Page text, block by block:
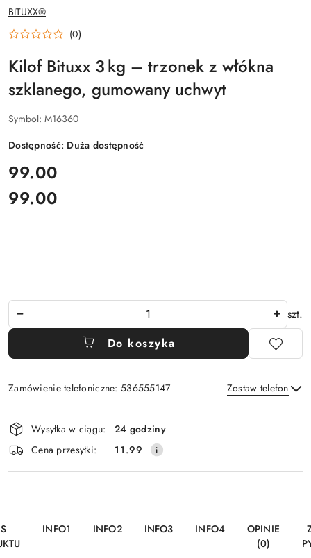
NAZWA
PRODUCENTA:
BITUXX®
(0)
Kilof Bituxx 3 kg – trzonek z włókna
szklanego, gumowany uchwyt
Symbol: M16360
Dostępność: Duża dostępność
cena:
99.00
Cena:
99.00
szt.
Do koszyka
Zamówienie telefoniczne: 536555147 Zostaw telefon
Wyślij
Dostępność
i
dostawa
Wysyłka w ciągu:
24 godziny
Cena przesyłki:
11.99
INFO1 INFO2 INFO3 INFO4
OPINIE
(0)